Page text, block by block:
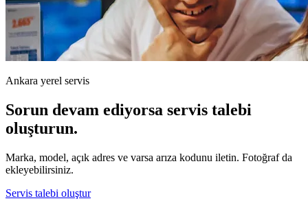
Ankara yerel servis
Sorun devam ediyorsa servis talebi
oluşturun.
Marka, model, açık adres ve varsa arıza kodunu iletin. Fotoğraf da
ekleyebilirsiniz.
Servis talebi oluştur